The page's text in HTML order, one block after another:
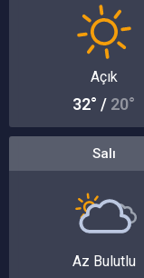
Açık
32° / 20°
Salı
Az Bulutlu